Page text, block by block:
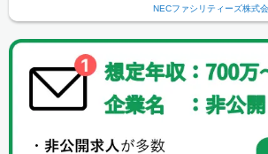
NECファシリティーズ株式